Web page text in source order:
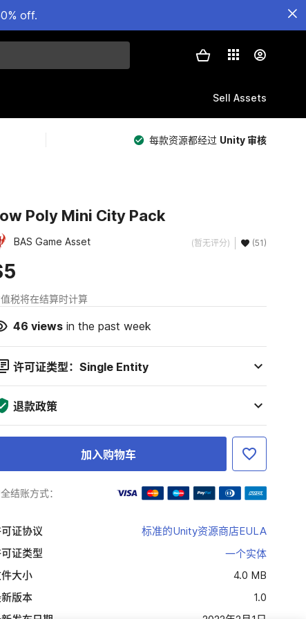
off.
Sell Assets
每款资源都经过 Unity 审核
Poly Mini City Pack
BAS Game Asset (暂无评分) (51)
税将在结算时计算
46 viewsin the past week
许可证类型：Single Entity
退款政策
加入购物车
结账方式：
证协议
标准的Unity资源商店EULA
证类型
一个实体
大小
4.0 MB
版本
1.0